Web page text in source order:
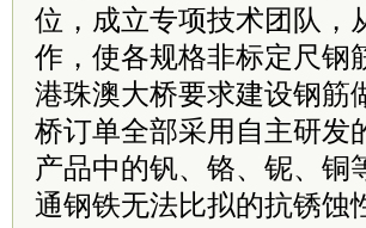
位，成立专项技术团队，
作，使各规格非标定尺钢
港珠澳大桥要求建设钢筋
桥订单全部采用自主研发
产品中的钒、铬、铌、铜
通钢铁无法比拟的抗锈蚀